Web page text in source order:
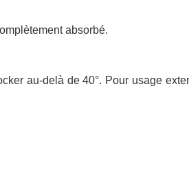
absorbé.
au-delà de 40°. Pour usage